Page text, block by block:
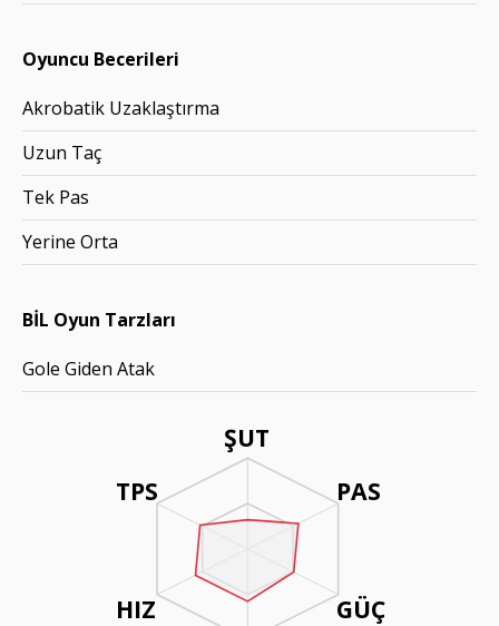
ŞUT
PAS
GÜÇ
TPS
HIZ
Oyuncu Becerileri
Akrobatik Uzaklaştırma
Uzun Taç
Tek Pas
Yerine Orta
BİL Oyun Tarzları
Gole Giden Atak